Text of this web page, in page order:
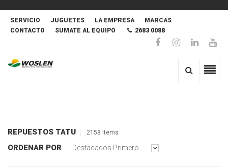
SERVICIO JUGUETES LA EMPRESA
MARCAS
CONTACTO
SUMATE AL EQUIPO 2683 0088
REPUESTOS TATU 2158 Items
ORDENAR POR Destacados Primero